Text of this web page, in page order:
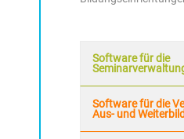
Software für die
Software für die
Aus- und